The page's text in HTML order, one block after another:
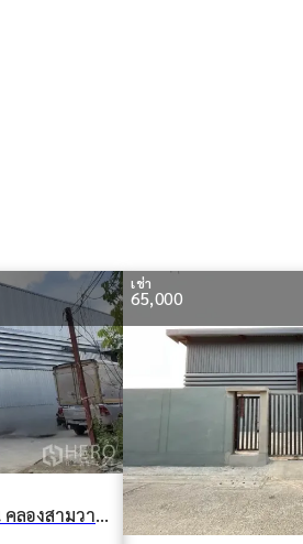
ให้เช่า โกดัง 520 ตรม บางชัน คลองสามวา กรุงเทพมหานคร
เช่า
65,000